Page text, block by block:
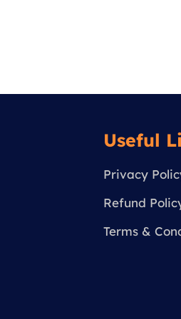
Useful
Privacy
Refund
Terms &